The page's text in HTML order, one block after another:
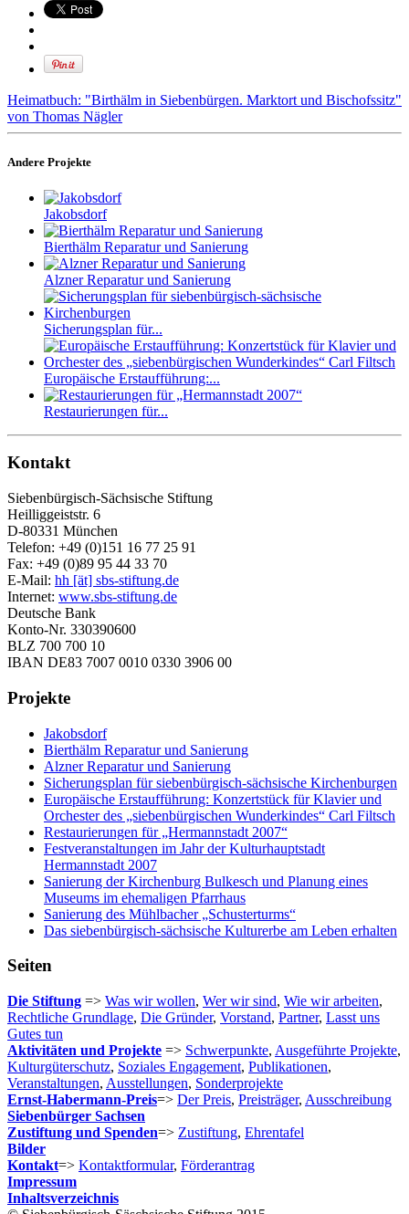
Heimatbuch: "Birthälm in Siebenbürgen. Marktort und Bischofssitz"
von Thomas Nägler
Andere Projekte
Jakobsdorf
Bierthälm Reparatur und Sanierung
Alzner Reparatur und Sanierung
Sicherungsplan für...
Europäische Erstaufführung:...
Restaurierungen für...
Kontakt
Siebenbürgisch-Sächsische Stiftung
Heilliggeiststr. 6
D-80331 München
Telefon: +49 (0)151 16 77 25 91
Fax: +49 (0)89 95 44 33 70
E-Mail: hh [ät] sbs-stiftung.de
Internet: www.sbs-stiftung.de
Deutsche Bank
Konto-Nr. 330390600
BLZ 700 700 10
IBAN DE83 7007 0010 0330 3906 00
Projekte
Jakobsdorf
Bierthälm Reparatur und Sanierung
Alzner Reparatur und Sanierung
Sicherungsplan für siebenbürgisch-sächsische Kirchenburgen
Europäische Erstaufführung: Konzertstück für Klavier und
Orchester des „siebenbürgischen Wunderkindes“ Carl Filtsch
Restaurierungen für „Hermannstadt 2007“
Festveranstaltungen im Jahr der Kulturhauptstadt
Hermannstadt 2007
Sanierung der Kirchenburg Bulkesch und Planung eines
Museums im ehemaligen Pfarrhaus
Sanierung des Mühlbacher „Schusterturms“
Das siebenbürgisch-sächsische Kulturerbe am Leben erhalten
Seiten
Die Stiftung => Was wir wollen, Wer wir sind, Wie wir arbeiten,
Rechtliche Grundlage, Die Gründer, Vorstand, Partner, Lasst uns
Gutes tun
Aktivitäten und Projekte => Schwerpunkte, Ausgeführte Projekte,
Kulturgüterschutz, Soziales Engagement, Publikationen,
Veranstaltungen, Ausstellungen, Sonderprojekte
Ernst-Habermann-Preis=> Der Preis, Preisträger, Ausschreibung
Siebenbürger Sachsen
Zustiftung und Spenden=> Zustiftung, Ehrentafel
Bilder
Kontakt=> Kontaktformular, Förderantrag
Impressum
Inhaltsverzeichnis